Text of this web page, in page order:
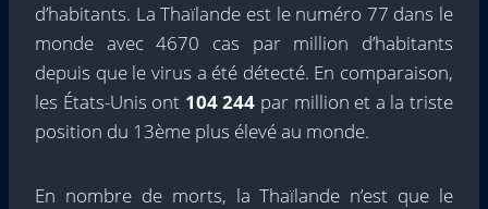
d’habitants. La Thaïlande est le numéro 77 dans le
monde avec 4670 cas par million d’habitants
depuis que le virus a été détecté. En comparaison,
les États-Unis ont 104 244 par million et a la triste
position du 13ème plus élevé au monde.
En nombre de morts, la Thaïlande n’est que le